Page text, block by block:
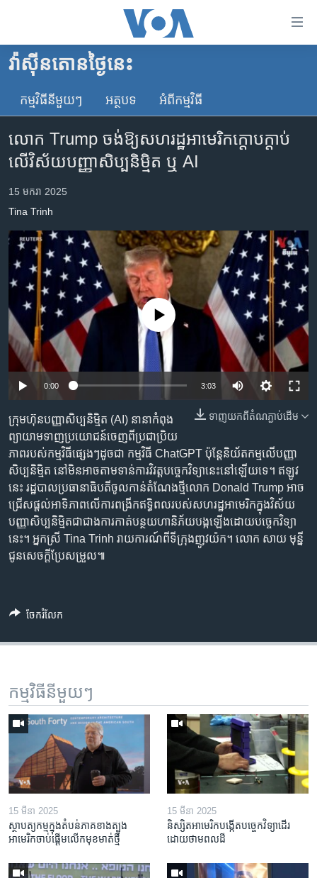
គេហទំព័រ​
ទាក់ទង
និង​
ចូល​
ទំព័រ​
ម្តង
រំលង​
ចូល​
ទៅ​
រចនា
សម្ព័ន្ធ​
រំលង​
និង​
កាន់​
ទំព័រ​
ស្វែង​
រក
កម្ពុជា
អន្តរជាតិ
ចិន
ទូរទស្សន៍ / វីដេអូ​
វិទ្យុ / ផតខាសថ៍
កម្មវិធីទាំងអស់
Khmer English
បណ្តាញ​សង្គម
ភាសា
វ៉ាស៊ីនតោន​ថ្ងៃ​នេះ
កម្មវិធី​នីមួយៗ អត្ថបទ​ អំពី​កម្មវិធី​
លោក Trump ចង់​ឱ្យ​សហរដ្ឋ​អាមេរិក​ក្តោបក្តាប់​
លើ​វិស័យ​បញ្ញា​សិប្បនិម្មិត ឬ AI
15 មករា 2025
Tina Trinh
Auto 240p 360p 480p
720p 1080p
No media source currently available
0:00 3:03
240p
480p
720p
1080p
ទាញ​យក​ពី​តំណភ្ជាប់​ដើម
ក្រុមហ៊ុន​បញ្ញាសិប្បនិម្មិត (AI) នានា​កំពុង​
ព្យាយាម​ទាញ​ប្រយោជន៍​ចេញ​ពី​ប្រជាប្រិយ
ភាព​របស់​កម្មវិធី​ផ្សេងៗ​ដូចជា កម្មវិធី ChatGPT ប៉ុន្តែ​និយ័តកម្ម​លើ​បញ្ញា​
សិប្បនិម្មិត នៅ​មិន​អាច​តាមទាន់​​​ការ​វិវត្ត​បច្ចេកវិទ្យា​នេះ​នៅ​ឡើយ​ទេ។ ឥឡូវ​
នេះ រដ្ឋបាល​ប្រធានាធិបតី​ចូល​កាន់​តំណែងថ្មី​លោក Donald Trump ​អាច​
ជ្រើស​ផ្តល់​អាទិភាព​លើ​ការ​ពង្រីក​ឥទ្ធិពល​របស់​សហរដ្ឋអាមេរិក​​ក្នុង​វិស័យ​
បញ្ញា​សិប្បនិម្មិត​ជាជាង​ការ​កាត់បន្ថយ​ហានិភ័យ​បង្ក​ឡើង​ដោយ​បច្ចេកវិទ្យា​
នេះ។ អ្នកស្រី Tina Trinh រាយការណ៍​ពី​ទីក្រុង​ញូវយ៉ក។ លោក សាយ មុន្នី
ជូន​សេចក្តី​ប្រែសម្រួល៕
ចែករំលែក
កម្មវិធី​នីមួយៗ
15 មីនា 2025
ស្ថាបត្យកម្ម​ក្នុង​តំបន់​ភាគ​ខាង​ត្បូង​
អាមេរិក​ចាប់ផ្តើម​លើក​មុខមាត់​ថ្មី
15 មីនា 2025
និស្សិត​អាមេរិក​បង្កើត​បច្ចេកវិទ្យា​ដើរ​
ដោយ​ថាមពល​ដី